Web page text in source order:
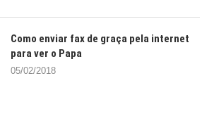
Como enviar fax de graça pela internet
para ver o Papa
05/02/2018